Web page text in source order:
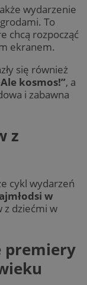
wydarzenie
To
chcą rozpocząć
ekranem.
się również
kosmos!”, a
i zabawna
z
cykl wydarzeń
w
z dziećmi w
premiery